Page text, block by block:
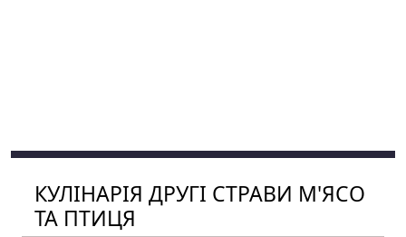
КУЛІНАРІЯ ДРУГІ СТРАВИ М'ЯСО
ТА ПТИЦЯ